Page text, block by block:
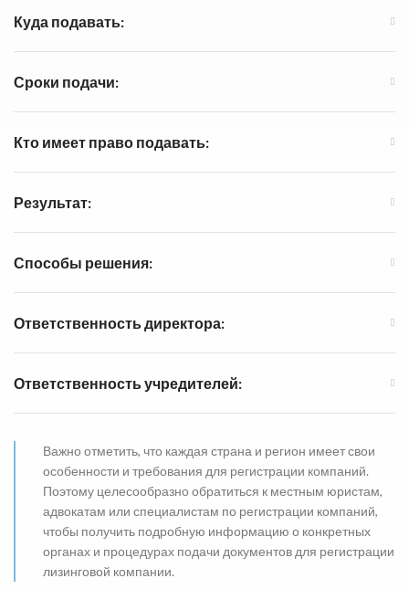
Куда подавать:
Сроки подачи:
Кто имеет право подавать:
Результат:
Способы решения:
Ответственность директора:
Ответственность учредителей:
Важно отметить, что каждая страна и регион имеет свои
особенности и требования для регистрации компаний.
Поэтому целесообразно обратиться к местным юристам,
адвокатам или специалистам по регистрации компаний,
чтобы получить подробную информацию о конкретных
органах и процедурах подачи документов для регистрации
лизинговой компании.